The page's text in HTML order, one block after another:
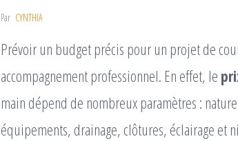
Par CYNTHIA
Prévoir un budget précis pour un projet de
accompagnement professionnel. En effet, le
main dépend de nombreux paramètres :
équipements, drainage, clôtures, éclairage